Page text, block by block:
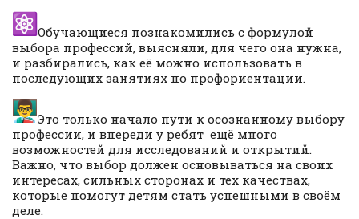
Обучающиеся познакомились с формулой
выбора профессий, выясняли, для чего она нужна,
и разбирались, как её можно использовать в
последующих занятиях по профориентации.
Это только начало пути к осознанному выбору
профессии, и впереди у ребят ещё много
возможностей для исследований и открытий.
Важно, что выбор должен основываться на своих
интересах, сильных сторонах и тех качествах,
которые помогут детям стать успешными в своём
деле.